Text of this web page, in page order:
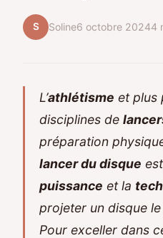
S Soline6 octobre 20244
L’athlétisme et plus
disciplines de
préparation
lancer du disque
puissance et la
projeter un disque
Pour exceller dans